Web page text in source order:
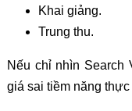
Khai giảng.
Trung thu.
Nếu chỉ nhìn Search
giá sai tiềm năng